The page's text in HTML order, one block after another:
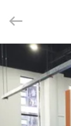
RUMAH
PRODUK
TAMPILAN
Co.,ltd.